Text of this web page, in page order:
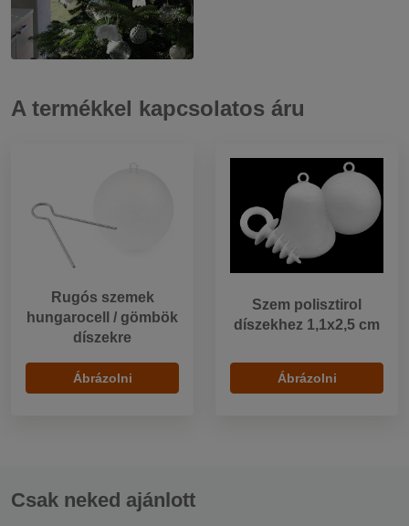
A termékkel kapcsolatos áru
Rugós szemek
hungarocell / gömbök
díszekre
Ábrázolni
Szem polisztirol
díszekhez 1,1x2,5 cm
Ábrázolni
Csak neked ajánlott